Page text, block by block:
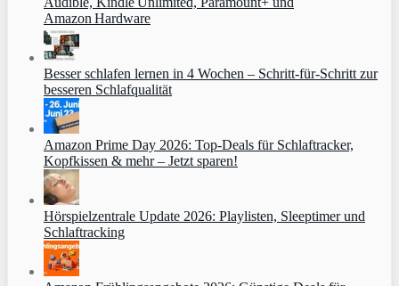
Amazon Hardware
Besser schlafen lernen in 4 Wochen – Schritt‑für‑Schritt zur
besseren Schlafqualität
Amazon Prime Day 2026: Top-Deals für Schlaftracker,
Kopfkissen & mehr – Jetzt sparen!
Hörspielzentrale Update 2026: Playlisten, Sleeptimer und
Schlaftracking